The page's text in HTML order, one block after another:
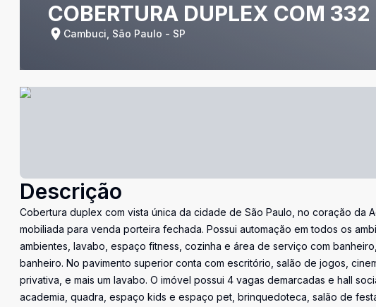
COBERTURA DUPLEX COM
Cambuci, São Paulo - SP
Descrição
Cobertura duplex com vista única da cidade de São Paulo, no coração da
mobiliada para venda porteira fechada. Possui automação em todos os
ambientes, lavabo, espaço fitness, cozinha e área de serviço com
banheiro. No pavimento superior conta com escritório, salão de jogos,
privativa, e mais um lavabo. O imóvel possui 4 vagas demarcadas e hall
academia, quadra, espaço kids e espaço pet, brinquedoteca, salão de